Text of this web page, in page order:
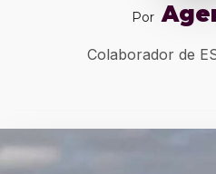
Por
Colaborador de